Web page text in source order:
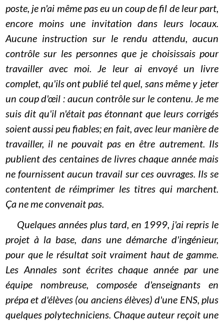
poste, je n'ai même pas eu un coup de fil de leur part,
encore moins une invitation dans leurs locaux.
Aucune instruction sur le rendu attendu, aucun
contrôle sur les personnes que je choisissais pour
travailler avec moi. Je leur ai envoyé un livre
complet, qu'ils ont publié tel quel, sans même y jeter
un coup d'œil : aucun contrôle sur le contenu. Je me
suis dit qu'il n'était pas étonnant que leurs corrigés
soient aussi peu fiables; en fait, avec leur manière de
travailler, il ne pouvait pas en être autrement. Ils
publient des centaines de livres chaque année mais
ne fournissent aucun travail sur ces ouvrages. Ils se
contentent de réimprimer les titres qui marchent.
Ça ne me convenait pas.
Quelques années plus tard, en 1999, j'ai repris le
projet à la base, dans une démarche d'ingénieur,
pour que le résultat soit vraiment haut de gamme.
Les Annales sont écrites chaque année par une
équipe nombreuse, composée d'enseignants en
prépa et d'élèves (ou anciens élèves) d'une ENS, plus
quelques polytechniciens. Chaque auteur reçoit une